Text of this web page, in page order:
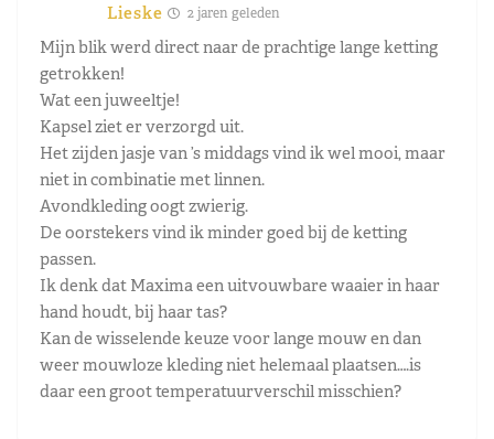
Lieske 2 jaren geleden
Mijn blik werd direct naar de prachtige lange ketting
getrokken!
Wat een juweeltje!
Kapsel ziet er verzorgd uit.
Het zijden jasje van ’s middags vind ik wel mooi, maar
niet in combinatie met linnen.
Avondkleding oogt zwierig.
De oorstekers vind ik minder goed bij de ketting
passen.
Ik denk dat Maxima een uitvouwbare waaier in haar
hand houdt, bij haar tas?
Kan de wisselende keuze voor lange mouw en dan
weer mouwloze kleding niet helemaal plaatsen….is
daar een groot temperatuurverschil misschien?